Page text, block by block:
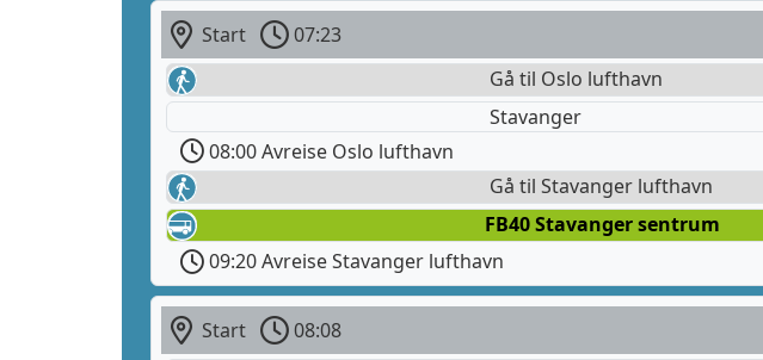
Start 07:23
Gå til Oslo lufthavn
Stavanger
08:00 Avreise Oslo lufthavn
Gå til Stavanger lufthavn
FB40 Stavanger sentrum
09:20 Avreise Stavanger lufthavn
Start 08:08